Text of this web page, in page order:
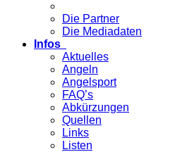
Die Partner
Die Mediadaten
Infos
Aktuelles
Angeln
Angelsport
FAQ’s
Abkürzungen
Quellen
Links
Listen